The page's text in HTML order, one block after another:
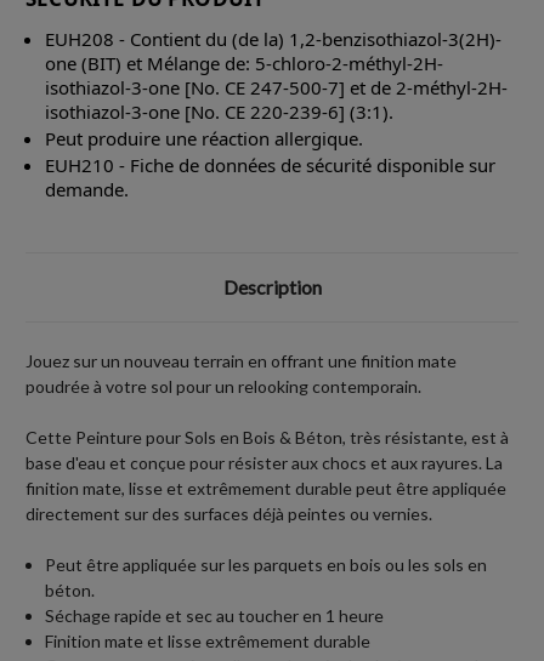
EUH208 - Contient du (de la) 1,2-benzisothiazol-3(2H)-
one (BIT) et Mélange de: 5-chloro-2-méthyl-2H-
isothiazol-3-one [No. CE 247-500-7] et de 2-méthyl-2H-
isothiazol-3-one [No. CE 220-239-6] (3:1).
Peut produire une réaction allergique.
EUH210 - Fiche de données de sécurité disponible sur
demande.
Description
Jouez sur un nouveau terrain en offrant une finition mate
poudrée à votre sol pour un relooking contemporain.
Cette Peinture pour Sols en Bois & Béton, très résistante, est à
base d'eau et conçue pour résister aux chocs et aux rayures. La
finition mate, lisse et extrêmement durable peut être appliquée
directement sur des surfaces déjà peintes ou vernies.
Peut être appliquée sur les parquets en bois ou les sols en
béton.
Séchage rapide et sec au toucher en 1 heure
Finition mate et lisse extrêmement durable